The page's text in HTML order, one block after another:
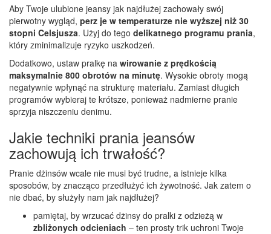
Aby Twoje ulubione jeansy jak najdłużej zachowały swój
pierwotny wygląd, perz je w temperaturze nie wyższej niż 30
stopni Celsjusza. Użyj do tego delikatnego programu prania,
który zminimalizuje ryzyko uszkodzeń.
Dodatkowo, ustaw pralkę na wirowanie z prędkością
maksymalnie 800 obrotów na minutę. Wysokie obroty mogą
negatywnie wpłynąć na strukturę materiału. Zamiast długich
programów wybieraj te krótsze, ponieważ nadmierne pranie
sprzyja niszczeniu denimu.
Jakie techniki prania jeansów
zachowują ich trwałość?
Pranie dżinsów wcale nie musi być trudne, a istnieje kilka
sposobów, by znacząco przedłużyć ich żywotność. Jak zatem o
nie dbać, by służyły nam jak najdłużej?
pamiętaj, by wrzucać dżinsy do pralki z odzieżą w
zbliżonych odcieniach – ten prosty trik uchroni Twoje